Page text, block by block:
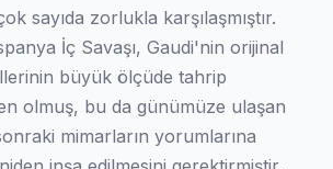
sayıda zorlukla karşılaşmıştır.
İç Savaşı, Gaudi'nin orijinal
büyük ölçüde tahrip
olmuş, bu da günümüze ulaşan
mimarların yorumlarına